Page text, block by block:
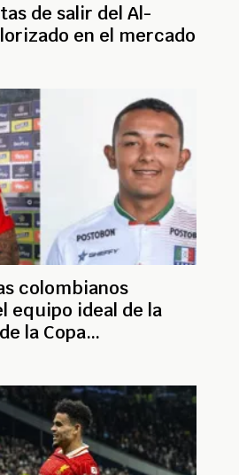
de salir del Al-
en el mercado
colombianos
equipo ideal de la
la Copa